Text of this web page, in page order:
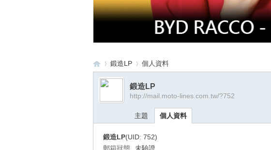
›
鍛造LP 個人資料
鍛造LP
http://mail.moto-lines.com.tw/?752
主題 個人資料
鍛造LP(UID: 752)
郵箱狀態
未驗證